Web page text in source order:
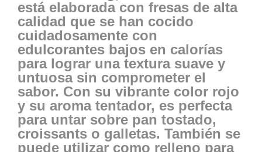
está elaborada con fresas de alta
calidad que se han cocido
cuidadosamente con
edulcorantes bajos en calorías
para lograr una textura suave y
untuosa sin comprometer el
sabor. Con su vibrante color rojo
y su aroma tentador, es perfecta
para untar sobre pan tostado,
croissants o galletas. También se
puede utilizar como relleno para